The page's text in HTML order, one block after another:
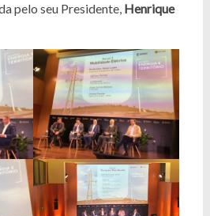
pelo seu Presidente, Henrique